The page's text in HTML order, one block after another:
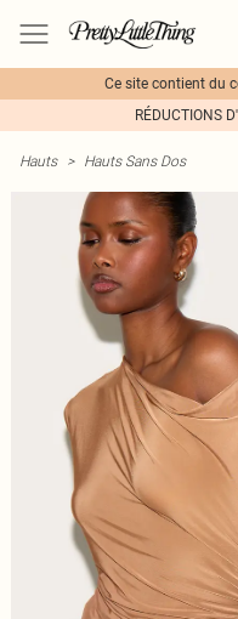
Ce site contient du
RÉDUCTIONS
Hauts > Hauts Sans Dos